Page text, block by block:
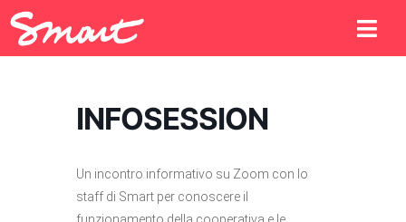
INFOSESSION
Un incontro informativo su Zoom con lo
staff di Smart per conoscere il